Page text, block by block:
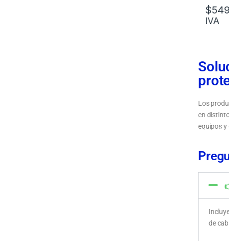
$
IVA
Los
en
equipos
Tipos de
de